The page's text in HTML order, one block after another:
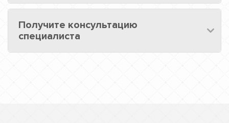
Получите консультацию
специалиста